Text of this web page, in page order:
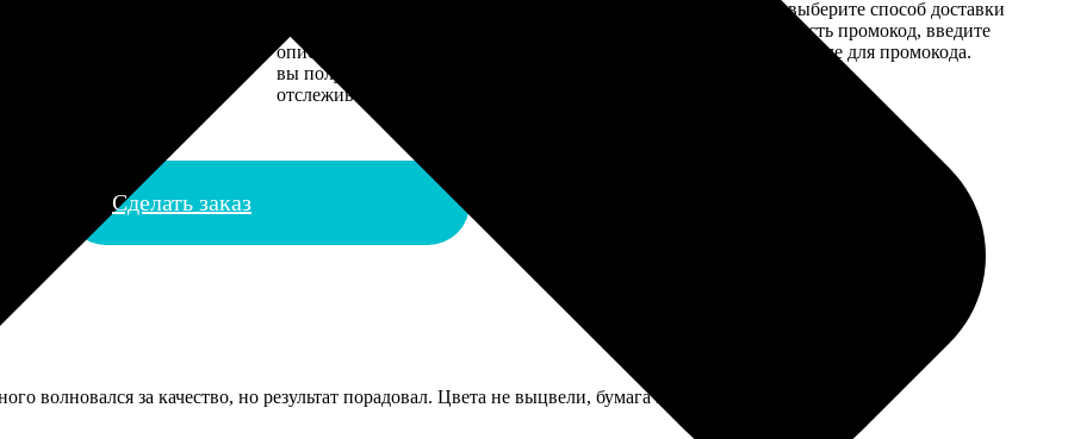
описанием заказа. Когда отправим заказ
вы получите письмо с трек-номером для
отслеживания.
Введите адрес и выберите способ доставки
заказа. Если у вас есть промокод, введите
его в специальное поле для промокода.
Сделать заказ
волновался за качество, но результат порадовал. Цвета не выцвели, бумага приятная.